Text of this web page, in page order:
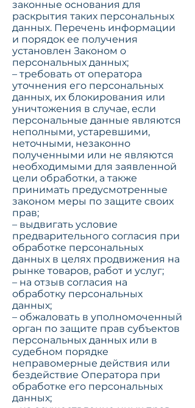
законные основания для
раскрытия таких персональных
данных. Перечень информации
и порядок ее получения
установлен Законом о
персональных данных;
– требовать от оператора
уточнения его персональных
данных, их блокирования или
уничтожения в случае, если
персональные данные являются
неполными, устаревшими,
неточными, незаконно
полученными или не являются
необходимыми для заявленной
цели обработки, а также
принимать предусмотренные
законом меры по защите своих
прав;
– выдвигать условие
предварительного согласия при
обработке персональных
данных в целях продвижения на
рынке товаров, работ и услуг;
– на отзыв согласия на
обработку персональных
данных;
– обжаловать в уполномоченный
орган по защите прав субъектов
персональных данных или в
судебном порядке
неправомерные действия или
бездействие Оператора при
обработке его персональных
данных;